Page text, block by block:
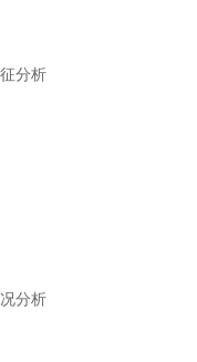
分析
分析